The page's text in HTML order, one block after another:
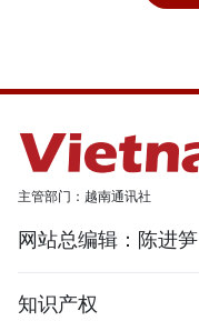
主管部门：越南通讯社
网站总编辑：陈进笋
知识产权